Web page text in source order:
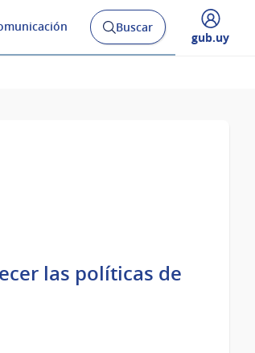
Abrir
buscador
Buscar
Desplegar
gub.uy
las políticas de